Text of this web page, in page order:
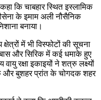
कि चाबहार स्थित इस्लामिक
के इमाम अली नौसैनिक
बनाया।
क्षेत्रों में भी विस्फोटों की सूचना
और सिरिक में कई धमाके हुए
रक्षा इकाइयों ने शत्रु लक्ष्यों
और बुशहर प्रांत के चोगदक शहर